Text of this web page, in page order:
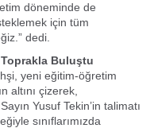
döneminde de
için tüm
dedi.
Toprakla Buluştu
yeni eğitim-öğretim
altını çizerek,
Yusuf Tekin’in talimatı
sınıflarımızda